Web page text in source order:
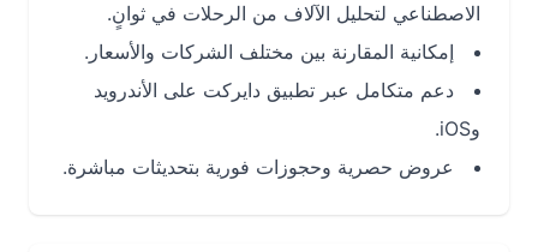
الاصطناعي لتحليل الآلاف من الرحلات في ثوانٍ.
إمكانية المقارنة بين مختلف الشركات والأسعار.
دعم متكامل عبر تطبيق دايركت على الأندرويد
عروض حصرية وحجوزات فورية بتحديثات مباشرة.